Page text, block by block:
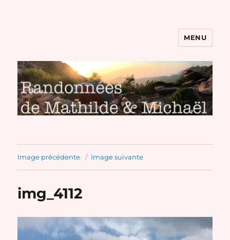
Randonnées de Mathilde et
Michaël
MENU
Image précédente Image suivante
img_4112